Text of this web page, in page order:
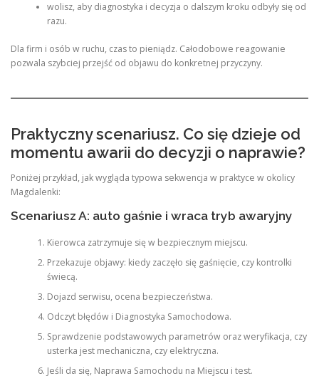
wolisz, aby diagnostyka i decyzja o dalszym kroku odbyły się od
razu.
Dla firm i osób w ruchu, czas to pieniądz. Całodobowe reagowanie
pozwala szybciej przejść od objawu do konkretnej przyczyny.
Praktyczny scenariusz. Co się dzieje od
momentu awarii do decyzji o naprawie?
Poniżej przykład, jak wygląda typowa sekwencja w praktyce w okolicy
Magdalenki:
Scenariusz A: auto gaśnie i wraca tryb awaryjny
Kierowca zatrzymuje się w bezpiecznym miejscu.
Przekazuje objawy: kiedy zaczęło się gaśnięcie, czy kontrolki
świecą.
Dojazd serwisu, ocena bezpieczeństwa.
Odczyt błędów i Diagnostyka Samochodowa.
Sprawdzenie podstawowych parametrów oraz weryfikacja, czy
usterka jest mechaniczna, czy elektryczna.
Jeśli da się, Naprawa Samochodu na Miejscu i test.